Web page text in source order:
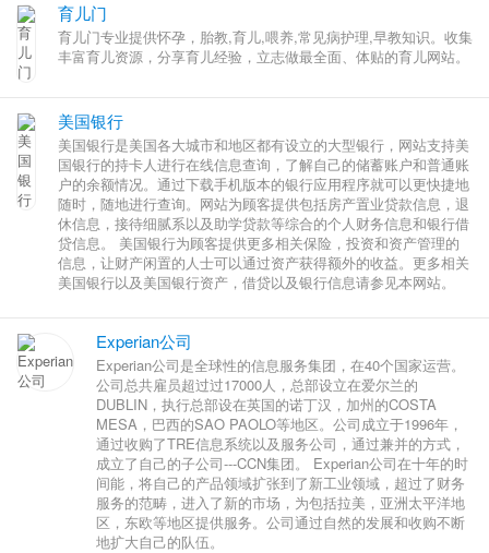
育儿门
育儿门专业提供怀孕，胎教,育儿,喂养,常见病护理,早教知识。收集
丰富育儿资源，分享育儿经验，立志做最全面、体贴的育儿网站。
美国银行
美国银行是美国各大城市和地区都有设立的大型银行，网站支持美
国银行的持卡人进行在线信息查询，了解自己的储蓄账户和普通账
户的余额情况。通过下载手机版本的银行应用程序就可以更快捷地
随时，随地进行查询。网站为顾客提供包括房产置业贷款信息，退
休信息，接待细腻系以及助学贷款等综合的个人财务信息和银行借
贷信息。 美国银行为顾客提供更多相关保险，投资和资产管理的
信息，让财产闲置的人士可以通过资产获得额外的收益。更多相关
美国银行以及美国银行资产，借贷以及银行信息请参见本网站。
Experian公司
Experian公司是全球性的信息服务集团，在40个国家运营。
公司总共雇员超过过17000人，总部设立在爱尔兰的
DUBLIN，执行总部设在英国的诺丁汉，加州的COSTA
MESA，巴西的SAO PAOLO等地区。公司成立于1996年，
通过收购了TRE信息系统以及服务公司，通过兼并的方式，
成立了自己的子公司---CCN集团。 Experian公司在十年的时
间能，将自己的产品领域扩张到了新工业领域，超过了财务
服务的范畴，进入了新的市场，为包括拉美，亚洲太平洋地
区，东欧等地区提供服务。公司通过自然的发展和收购不断
地扩大自己的队伍。